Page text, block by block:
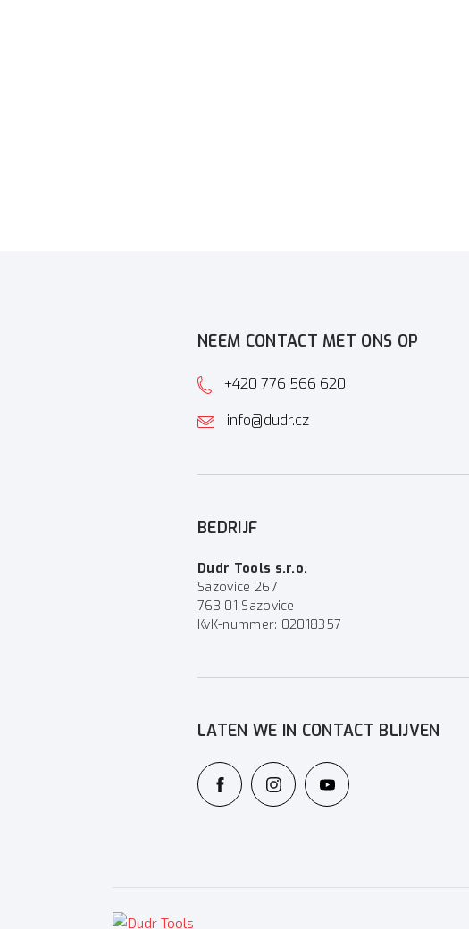
NEEM CONTACT MET ONS OP
+420 776 566 620
info@dudr.cz
BEDRIJF
Dudr Tools s.r.o.
Sazovice 267
763 01 Sazovice
KvK-nummer: 02018357
LATEN WE IN CONTACT BLIJVEN